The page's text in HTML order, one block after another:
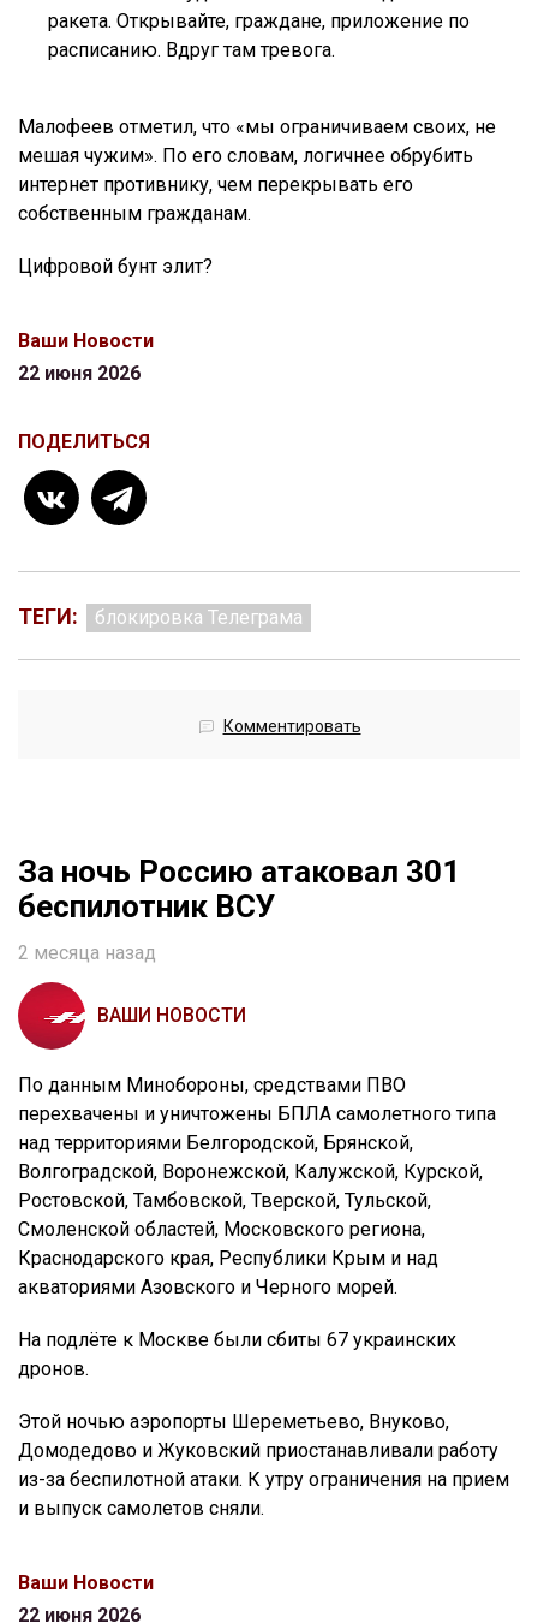
ракета. Открывайте, граждане, приложение по
расписанию. Вдруг там тревога.
Малофеев отметил, что «мы ограничиваем своих, не
мешая чужим». По его словам, логичнее обрубить
интернет противнику, чем перекрывать его
собственным гражданам.
Цифровой бунт элит?
Ваши Новости
22 июня 2026
ПОДЕЛИТЬСЯ
ТЕГИ: блокировка Телеграма
Комментировать
За ночь Россию атаковал 301
беспилотник ВСУ
2 месяца назад
ВАШИ НОВОСТИ
По данным Минобороны, средствами ПВО
перехвачены и уничтожены БПЛА самолетного типа
над территориями Белгородской, Брянской,
Волгоградской, Воронежской, Калужской, Курской,
Ростовской, Тамбовской, Тверской, Тульской,
Смоленской областей, Московского региона,
Краснодарского края, Республики Крым и над
акваториями Азовского и Черного морей.
На подлёте к Москве были сбиты 67 украинских
дронов.
Этой ночью аэропорты Шереметьево, Внуково,
Домодедово и Жуковский приостанавливали работу
из-за беспилотной атаки. К утру ограничения на прием
и выпуск самолетов сняли.
Ваши Новости
22 июня 2026